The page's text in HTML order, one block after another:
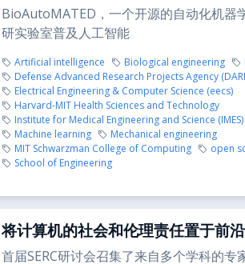
BioAutoMATED，一个开源的自动化机器
研实验室普及人工智能
Artificial intelligence Biological engineering
Defense Advanced Research Projects Agency
Electrical Engineering & Computer Science (eecs)
Harvard-MIT Health Sciences and Technology
Institute for Medical Engineering and Science (IMES)
Machine learning
Mechanical engineering
MIT Schwarzman College of Computing
open
School of Engineering
将计算机的社会和伦理责任置于前沿
首届SERC研讨会召集了来自多个学科的专